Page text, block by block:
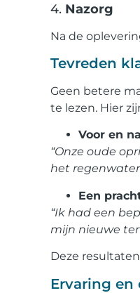
4. Nazorg
Na de
Tevreden
Geen betere
te lezen. Hier
Voor en
“Onze oude
het regenwater
Een
“Ik had een
mijn nieuwe
Deze
Ervaring en